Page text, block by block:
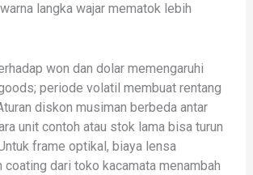
langka wajar mematok lebih
won dan dolar memengaruhi
periode volatil membuat rentang
diskon musiman berbeda antar
unit contoh atau stok lama bisa turun
frame optikal, biaya lensa
dari toko kacamata menambah